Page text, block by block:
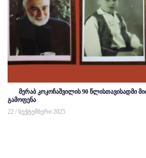
მერაბ კოკოჩაშვილის 90 წლისთავისადმი
გამოფენა
22 / სექტემბერი 2025